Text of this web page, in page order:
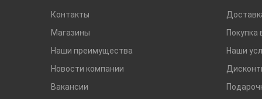
Контакты
Магазины
Наши преимущества
Новости компании
Вакансии
Покупка
Наши